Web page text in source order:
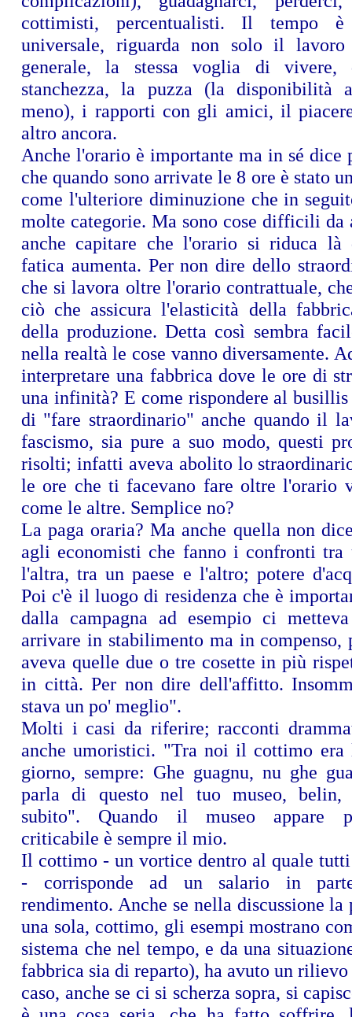
cottimisti, percentualisti. Il tempo è
universale, riguarda non solo il
generale, la stessa voglia di vivere,
stanchezza, la puzza (la disponibilità
meno), i rapporti con gli amici, il
altro ancora.
Anche l'orario è importante ma in sé dice
che quando sono arrivate le 8 ore è stato
come l'ulteriore diminuzione che in
molte categorie. Ma sono cose difficili da
anche capitare che l'orario si riduca là
fatica aumenta. Per non dire dello
che si lavora oltre l'orario contrattuale,
ciò che assicura l'elasticità della
della produzione. Detta così sembra
nella realtà le cose vanno diversamente.
interpretare una fabbrica dove le ore di
una infinità? E come rispondere al
di "fare straordinario" anche quando il
fascismo, sia pure a suo modo, questi
risolti; infatti aveva abolito lo
le ore che ti facevano fare oltre l'orario
come le altre. Semplice no?
La paga oraria? Ma anche quella non
agli economisti che fanno i confronti tra
l'altra, tra un paese e l'altro; potere
Poi c'è il luogo di residenza che è
dalla campagna ad esempio ci
arrivare in stabilimento ma in compenso,
aveva quelle due o tre cosette in più
in città. Per non dire dell'affitto.
stava un po' meglio".
Molti i casi da riferire; racconti
anche umoristici. "Tra noi il cottimo era
giorno, sempre: Ghe guagnu, nu ghe
parla di questo nel tuo museo, belin,
subito". Quando il museo appare
criticabile è sempre il mio.
Il cottimo - un vortice dentro al quale
- corrisponde ad un salario in
rendimento. Anche se nella discussione la
una sola, cottimo, gli esempi mostrano
sistema che nel tempo, e da una
fabbrica sia di reparto), ha avuto un
caso, anche se ci si scherza sopra, si